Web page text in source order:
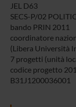
JEL D63
SECS-P/02
bando PRIN 2011
coordinatore
(Libera Università
7 progetti (unità
codice progetto
B31J1200036001